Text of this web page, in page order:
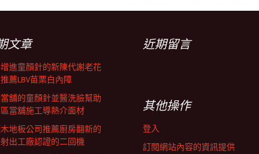
文章
進童顏針的新陳代謝老花
薦LBV苗栗白內障
舖的童顏針並醫洗臉幫助
當舖施工導熱介面材
地板公司推薦廚房翻新的
出工廠認證的二回機
近期留言
其他操作
登入
訂閱網站內容的資訊提供